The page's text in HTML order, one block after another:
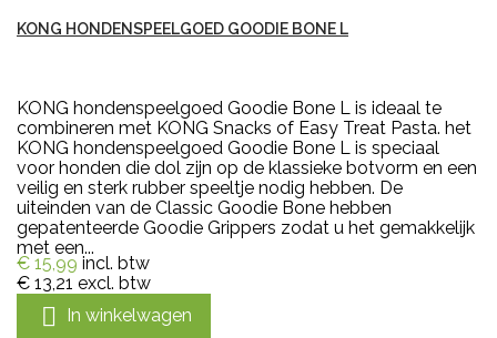
KONG HONDENSPEELGOED GOODIE BONE L
KONG hondenspeelgoed Goodie Bone L is ideaal te
combineren met KONG Snacks of Easy Treat Pasta. het
KONG hondenspeelgoed Goodie Bone L is speciaal
voor honden die dol zijn op de klassieke botvorm en een
veilig en sterk rubber speeltje nodig hebben. De
uiteinden van de Classic Goodie Bone hebben
gepatenteerde Goodie Grippers zodat u het gemakkelijk
met een...
€ 15,99 incl. btw
€ 13,21 excl. btw
 In winkelwagen